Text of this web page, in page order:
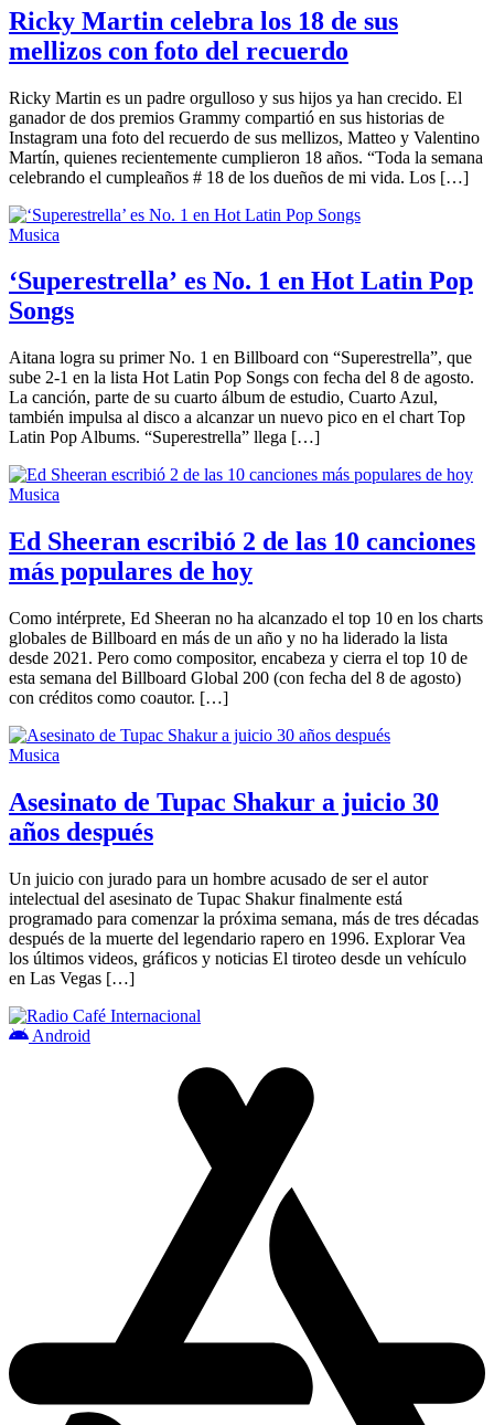
Ricky Martin celebra los 18 de sus
mellizos con foto del recuerdo
Ricky Martin es un padre orgulloso y sus hijos ya han crecido. El
ganador de dos premios Grammy compartió en sus historias de
Instagram una foto del recuerdo de sus mellizos, Matteo y Valentino
Martín, quienes recientemente cumplieron 18 años. “Toda la semana
celebrando el cumpleaños # 18 de los dueños de mi vida. Los […]
Musica
‘Superestrella’ es No. 1 en Hot Latin Pop
Songs
Aitana logra su primer No. 1 en Billboard con “Superestrella”, que
sube 2-1 en la lista Hot Latin Pop Songs con fecha del 8 de agosto.
La canción, parte de su cuarto álbum de estudio, Cuarto Azul,
también impulsa al disco a alcanzar un nuevo pico en el chart Top
Latin Pop Albums. “Superestrella” llega […]
Musica
Ed Sheeran escribió 2 de las 10 canciones
más populares de hoy
Como intérprete, Ed Sheeran no ha alcanzado el top 10 en los charts
globales de Billboard en más de un año y no ha liderado la lista
desde 2021. Pero como compositor, encabeza y cierra el top 10 de
esta semana del Billboard Global 200 (con fecha del 8 de agosto)
con créditos como coautor. […]
Musica
Asesinato de Tupac Shakur a juicio 30
años después
Un juicio con jurado para un hombre acusado de ser el autor
intelectual del asesinato de Tupac Shakur finalmente está
programado para comenzar la próxima semana, más de tres décadas
después de la muerte del legendario rapero en 1996. Explorar Vea
los últimos videos, gráficos y noticias El tiroteo desde un vehículo
en Las Vegas […]
Android